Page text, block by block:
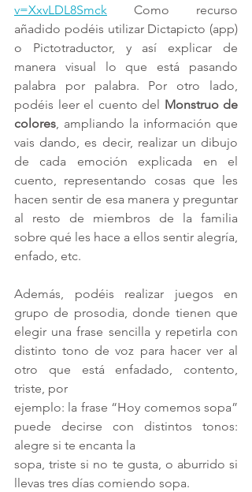
v=XxvLDL8Smck Como recurso
añadido podéis utilizar Dictapicto (app)
o Pictotraductor, y así explicar de
manera visual lo que está pasando
palabra por palabra. Por otro lado,
podéis leer el cuento del Monstruo de
colores, ampliando la información que
vais dando, es decir, realizar un dibujo
de cada emoción explicada en el
cuento, representando cosas que les
hacen sentir de esa manera y preguntar
al resto de miembros de la familia
sobre qué les hace a ellos sentir alegría,
enfado, etc.
Además, podéis realizar juegos en
grupo de prosodia, donde tienen que
elegir una frase sencilla y repetirla con
distinto tono de voz para hacer ver al
otro que está enfadado, contento,
triste, por
ejemplo: la frase “Hoy comemos sopa”
puede decirse con distintos tonos:
alegre si te encanta la
sopa, triste si no te gusta, o aburrido si
llevas tres días comiendo sopa.